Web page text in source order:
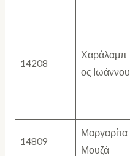
14208
Χαράλαμπ
ος Ιωάννου
14809
Μαργαρίτα
Μουζά